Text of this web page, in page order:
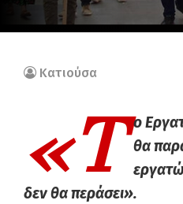
Κατιούσα
«Τ
ο
θα
δεν θα περάσει».